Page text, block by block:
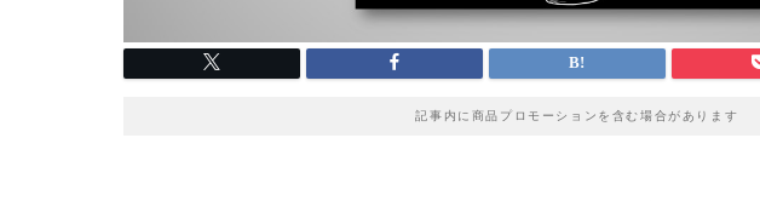
記事内に商品プロモーションを含む場合があります